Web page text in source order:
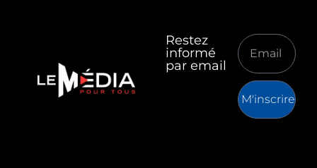
Restez
informé
par email
M'inscrire